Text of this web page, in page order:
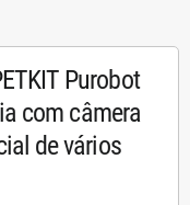
Purobot
com câmera
de vários